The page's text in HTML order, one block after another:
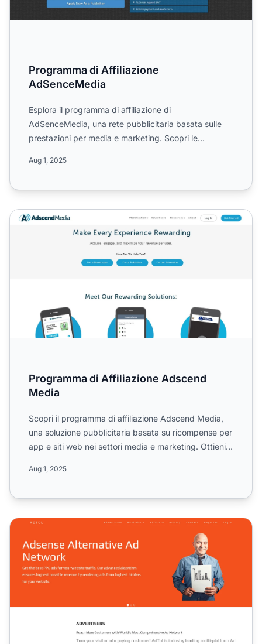
Programma di Affiliazione
AdSenceMedia
Esplora il programma di affiliazione di
AdSenceMedia, una rete pubblicitaria basata sulle
prestazioni per media e marketing. Scopri le
Aug 1, 2025
Programma di Affiliazione Adscend Media
Programma di Affiliazione Adscend
Media
Scopri il programma di affiliazione Adscend Media,
una soluzione pubblicitaria basata su ricompense per
app e siti web nei settori media e marketing. Ottieni
Aug 1, 2025
Programma di affiliazione AdTol